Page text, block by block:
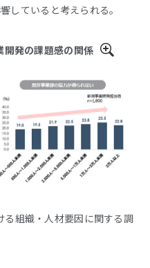
していると考えられる。
開発の課題感の関係
る組織・人材要因に関する調